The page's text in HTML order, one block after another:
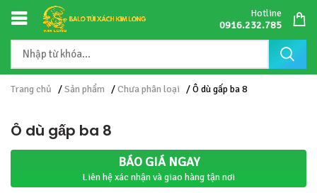
Hotline
0916.232.785
Trang chủ /Sản phẩm /Chưa phân loại / Ô dù gấp ba 8
Ô dù gấp ba 8
BÁO GIÁ NGAY
Liên hệ xác nhận và giao hàng tận nơi